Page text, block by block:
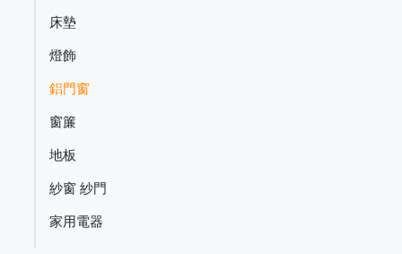
床墊
燈飾
鋁門窗
窗簾
地板
紗窗 紗門
家用電器